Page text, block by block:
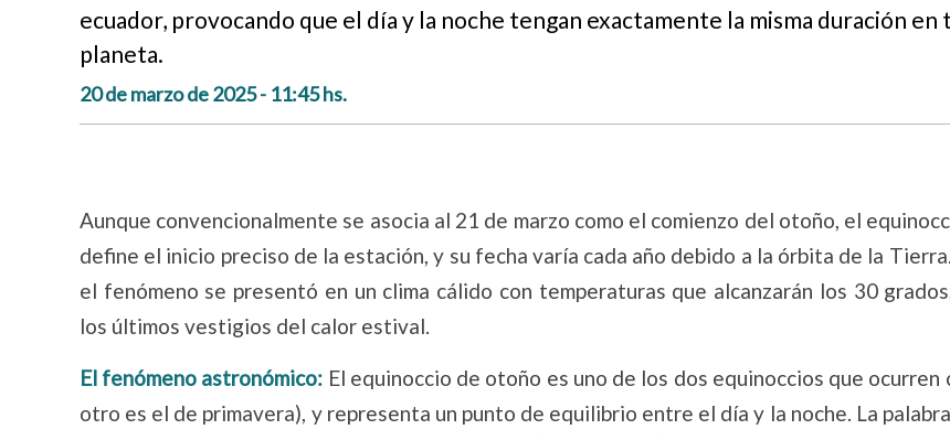
ecuador, provocando que el día y la noche tengan exactamente la misma duración en
planeta.
20 de marzo de 2025 - 11:45 hs.
Aunque convencionalmente se asocia al 21 de marzo como el comienzo del otoño, el
define el inicio preciso de la estación, y su fecha varía cada año debido a la órbita de la
el fenómeno se presentó en un clima cálido con temperaturas que alcanzarán los 30
los últimos vestigios del calor estival.
El fenómeno astronómico: El equinoccio de otoño es uno de los dos equinoccios que ocurren
otro es el de primavera), y representa un punto de equilibrio entre el día y la noche. La